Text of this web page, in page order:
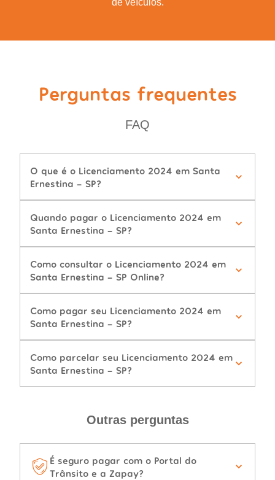
de veículos.
Perguntas frequentes
FAQ
O que é o Licenciamento 2024 em Santa
Ernestina - SP?
Quando pagar o Licenciamento 2024 em
Santa Ernestina - SP?
Como consultar o Licenciamento 2024 em
Santa Ernestina - SP Online?
Como pagar seu Licenciamento 2024 em
Santa Ernestina - SP?
Como parcelar seu Licenciamento 2024 em
Santa Ernestina - SP?
Outras perguntas
É seguro pagar com o Portal do
Trânsito e a Zapay?